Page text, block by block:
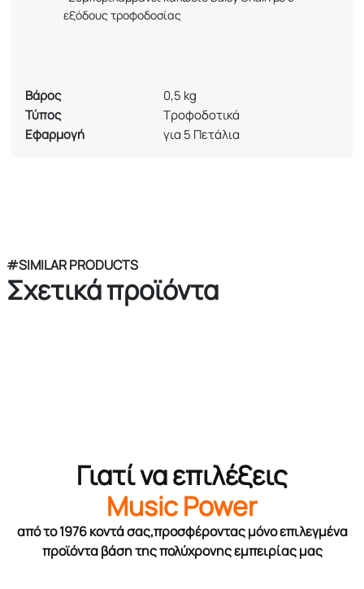
εξόδους τροφοδοσίας
Βάρος
0,5 kg
Τύπος
Τροφοδοτικά
Εφαρμογή
για 5 Πετάλια
#SIMILAR PRODUCTS
Σχετικά προϊόντα
Γιατί να επιλέξεις
Music Power
από το 1976 κοντά σας,προσφέροντας μόνο επιλεγμένα
προϊόντα βάση της πολύχρονης εμπειρίας μας